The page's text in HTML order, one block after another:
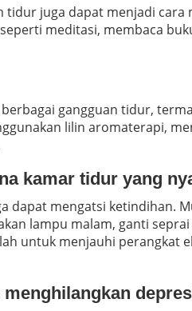
tidur juga dapat menjadi cara
meditasi, membaca
gangguan tidur,
lilin aromaterapi,
kamar tidur yang
dapat mengatsi ketindihan.
lampu malam, ganti
untuk menjauhi perangkat
menghilangkan